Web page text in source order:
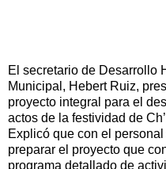
El secretario de Desarrollo
Municipal, Hebert Ruiz,
proyecto integral para el
actos de la festividad de
Explicó que con el
preparar el proyecto que
programa detallado de